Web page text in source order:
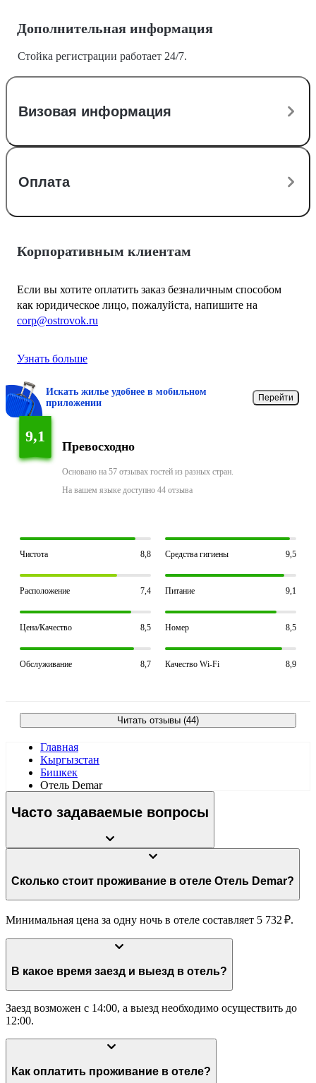
Дополнительная информация
Стойка регистрации работает 24/7.
Визовая информация
Оплата
Корпоративным клиентам
Если вы хотите оплатить заказ безналичным способом
как юридическое лицо, пожалуйста, напишите на
corp@ostrovok.ru
Узнать больше
Искать жилье удобнее в мобильном
приложении
Перейти
9,1
Превосходно
Основано на 57 отзывах гостей из разных стран.
На вашем языке доступно 44 отзыва
Чистота 8,8 Средства гигиены 9,5
Расположение 7,4 Питание 9,1
Цена/Качество 8,5 Номер 8,5
Обслуживание 8,7 Качество Wi-Fi 8,9
Читать отзывы (44)
Главная
Кыргызстан
Бишкек
Отель Demar
Часто задаваемые вопросы
Сколько стоит проживание в отеле Отель Demar?
Минимальная цена за одну ночь в отеле составляет 5 732 ₽.
В какое время заезд и выезд в отель?
Заезд возможен с 14:00, а выезд необходимо осуществить до
12:00.
Как оплатить проживание в отеле?